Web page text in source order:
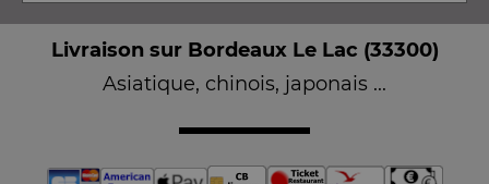
Livraison sur Bordeaux Le Lac (33300)
Asiatique, chinois, japonais ...